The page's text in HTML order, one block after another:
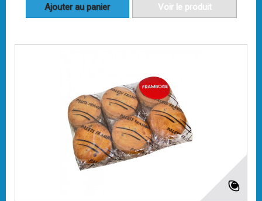
Ajouter au panier Voir le produit